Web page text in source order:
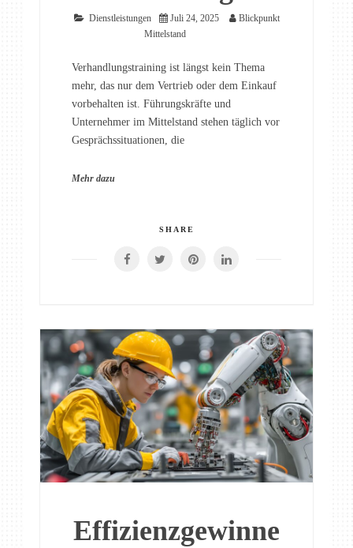
Dienstleistungen Juli 24, 2025
Blickpunkt
Mittelstand
Verhandlungstraining ist längst kein Thema
mehr, das nur dem Vertrieb oder dem Einkauf
vorbehalten ist. Führungskräfte und
Unternehmer im Mittelstand stehen täglich vor
Gesprächssituationen, die
Mehr dazu
SHARE
Effizienzgewinne